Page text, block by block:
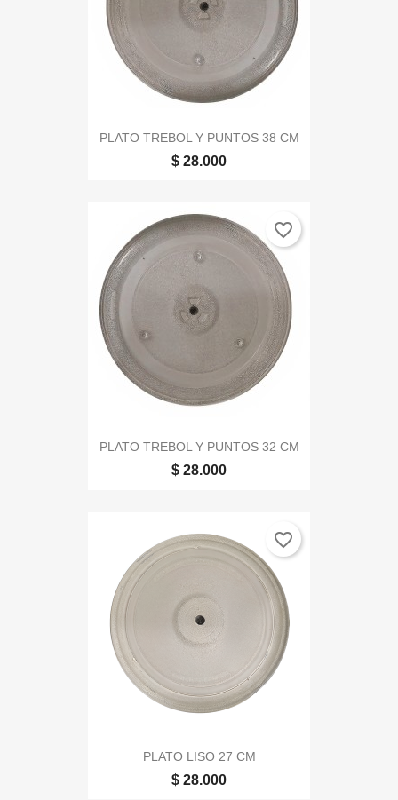
PLATO TREBOL Y PUNTOS 38 CM
$ 28.000
PLATO TREBOL Y PUNTOS 32 CM
$ 28.000
favorite_border
PLATO LISO 27 CM
$ 28.000
favorite_border